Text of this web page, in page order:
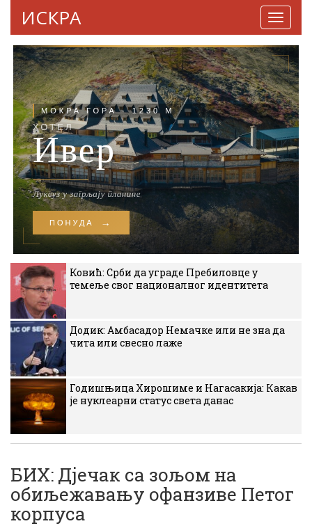
ИСКРА
Ковић: Срби да уграде Пребиловце у
темеље свог националног идентитета
Додик: Амбасадор Немачке или не зна да
чита или свесно лаже
Годишњица Хирошиме и Нагасакија: Какав
је нуклеарни статус света данас
БИХ: Дјечак са зољом на
обиљежавању офанзиве Петог
корпуса